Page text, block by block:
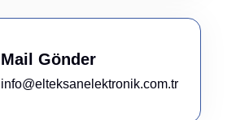
Mail Gönder
info@elteksanelektronik.com.tr